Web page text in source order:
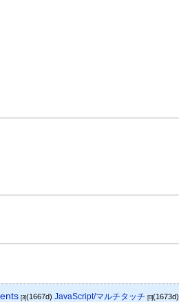
[3](1667d)JavaScript/マルチタッチ [0](1673d)